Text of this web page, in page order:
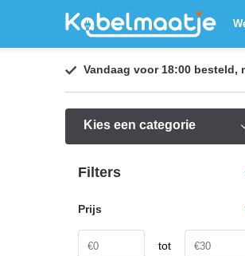
Vandaag voor 18:00 besteld,
Kies een categorie
Filters
Prijs
tot